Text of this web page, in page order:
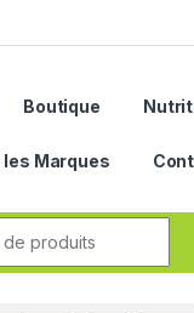
Boutique
les Marques